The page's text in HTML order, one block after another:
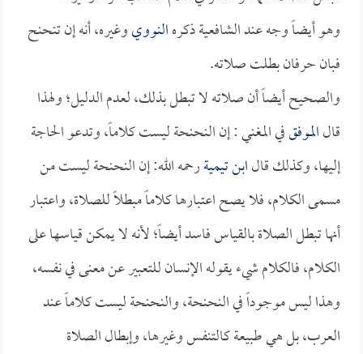
وهو أيضاً وجه عند الشافعية ذكرهالنوويوغيره، أنه إن تنحنح
فبان حرفان بطلت صلاته.
والصحيح أيضاً أن صلاته لا تبطل بذلك، لعدم الدليل؛ ولهذا
قالالموفقفي المغني : إن النحنحة ليست كلاماً، وتدعو الحاجة
إليها، وكذلك قالابن تيميةرحمه الله: إن النحنحة ليست من
مسمى الكلام، فلا يصح اعتبارها كلاماً مبطلاً للصلاة، واعتبار
أنها تبطل الصلاة بالقياس فاسد أيضاً؛ لأنه لا يمكن قياسها على
الكلام، فالكلام شيء يقوله الإنسان للتعبير عن معنى في نفسه،
وهذا ليس موجوداً في النحنحة، والنحنحة ليست كلاماً عند
العرب، بل هي طبيعة كالتنفس وغيرها، وإبطال الصلاة